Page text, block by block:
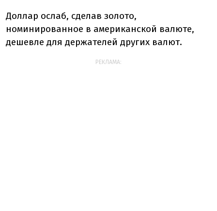
Доллар ослаб, сделав золото,
номинированное в американской валюте,
дешевле для держателей других валют.
РЕКЛАМА: